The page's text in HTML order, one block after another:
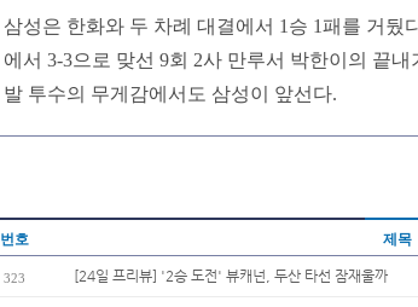
삼성은 한화와 두 차례 대결에서 1승 1패를 거뒀
에서 3-3으로 맞선 9회 2사 만루서 박한이의 끝
발 투수의 무게감에서도 삼성이 앞선다.
번호 제목
323 [24일 프리뷰] '2승 도전' 뷰캐넌, 두산 타선 잠재울까